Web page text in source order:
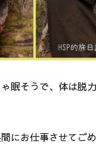
眠そうで、体は脱
にお仕事させてごめ